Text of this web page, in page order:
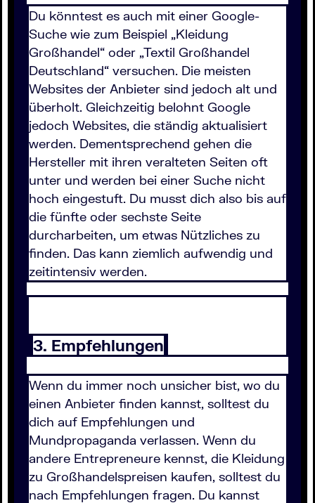
Du könntest es auch mit einer Google-
Suche wie zum Beispiel „Kleidung
Großhandel“ oder „Textil Großhandel
Deutschland“ versuchen. Die meisten
Websites der Anbieter sind jedoch alt und
überholt. Gleichzeitig belohnt Google
jedoch Websites, die ständig aktualisiert
werden. Dementsprechend gehen die
Hersteller mit ihren veralteten Seiten oft
unter und werden bei einer Suche nicht
hoch eingestuft. Du musst dich also bis auf
die fünfte oder sechste Seite
durcharbeiten, um etwas Nützliches zu
finden. Das kann ziemlich aufwendig und
zeitintensiv werden.
3. Empfehlungen
Wenn du immer noch unsicher bist, wo du
einen Anbieter finden kannst, solltest du
dich auf Empfehlungen und
Mundpropaganda verlassen. Wenn du
andere Entrepreneure kennst, die Kleidung
zu Großhandelspreisen kaufen, solltest du
nach Empfehlungen fragen. Du kannst